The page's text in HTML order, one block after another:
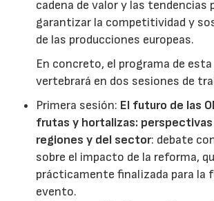
cadena de valor y las tendencias
garantizar la competitividad y
de las producciones europeas.
En concreto, el programa de
vertebrará en dos sesiones de
Primera sesión: El futuro de las
frutas y hortalizas: perspectivas
regiones y del sector: debate
sobre el impacto de la reforma,
prácticamente finalizada para la
evento.